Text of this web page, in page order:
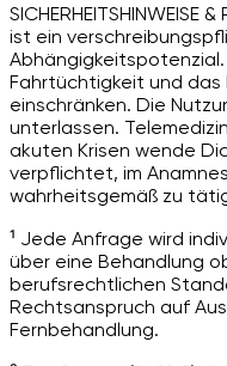
SICHERHEITSHINWEISE
ist ein
Abhängigkeitspotenzial.
Fahrtüchtigkeit und
einschränken. Die
unterlassen.
akuten Krisen wende
verpflichtet, im
wahrheitsgemäß zu
¹ Jede Anfrage wird
über eine Behandlung
berufsrechtlichen
Rechtsanspruch auf
Fernbehandlung.